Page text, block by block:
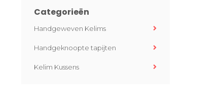
Categorieën
Handgeweven Kelims
Handgeknoopte tapijten
Kelim Kussens